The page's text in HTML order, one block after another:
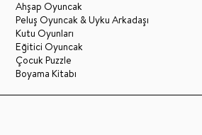
Ahşap Oyuncak
Peluş Oyuncak & Uyku Arkadaşı
Kutu Oyunları
Eğitici Oyuncak
Çocuk Puzzle
Boyama Kitabı